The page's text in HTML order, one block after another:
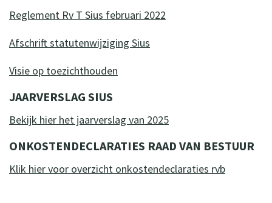
Reglement Rv T Sius februari 2022
Afschrift statutenwijziging Sius
Visie op toezichthouden
JAARVERSLAG SIUS
Bekijk hier het jaarverslag van 2025
ONKOSTENDECLARATIES RAAD VAN BESTUUR
Klik hier voor overzicht onkostendeclaraties rvb